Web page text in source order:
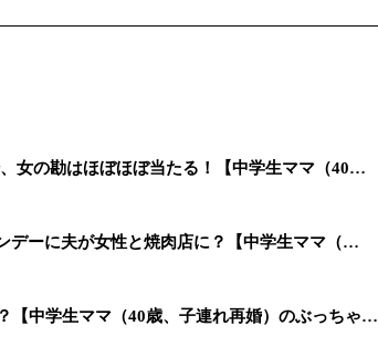
女の勘はほぼほぼ当たる！【中学生ママ（40…
デーに夫が女性と焼肉店に？【中学生ママ（…
【中学生ママ（40歳、子連れ再婚）のぶっちゃ…